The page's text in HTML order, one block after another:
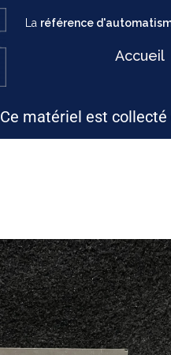
La référence
Accueil
Ce matériel est